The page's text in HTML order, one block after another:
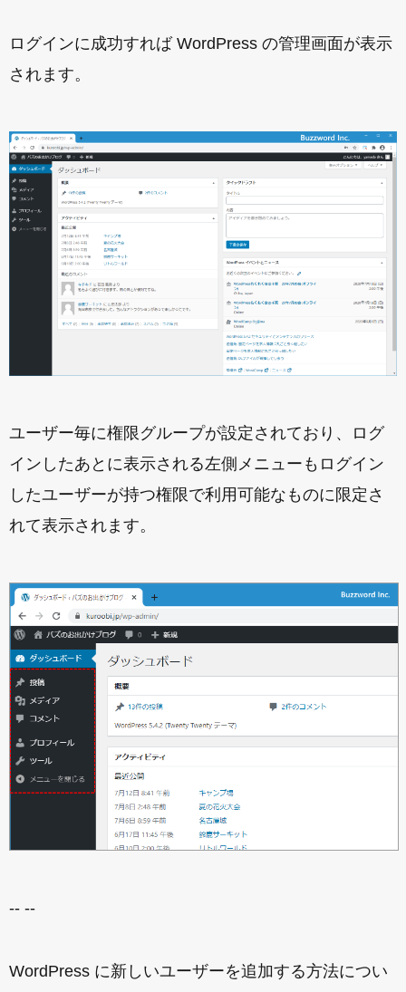
ログインに成功すれば WordPress の管理画面が表示
されます。
ユーザー毎に権限グループが設定されており、ログ
インしたあとに表示される左側メニューもログイン
したユーザーが持つ権限で利用可能なものに限定さ
れて表示されます。
-- --
WordPress に新しいユーザーを追加する方法につい